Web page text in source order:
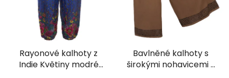
Rayonové kalhoty z
Indie Květiny modré
Bavlněné kalhoty s
širokými nohavicemi s